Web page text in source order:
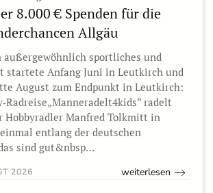
8.000 € Spenden für die
Allgäu
außergewöhnlich sportliches und
startete Anfang Juni in Leutkirch und
August zum Endpunkt in Leutkirch:
radelt
Hobbyradler Manfred Tolkmitt in
entlang der deutschen
sind gut&nbsp…
2026 weiterlesen